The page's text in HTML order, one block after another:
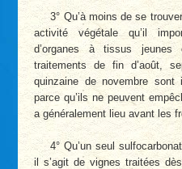
3° Qu’à moins de se
activité végétale qu’il
d’organes à tissus
traitements de fin d’août,
quinzaine de novembre
parce qu’ils ne peuvent
a généralement lieu avant les
4° Qu’un seul
il s’agit de vignes traitées